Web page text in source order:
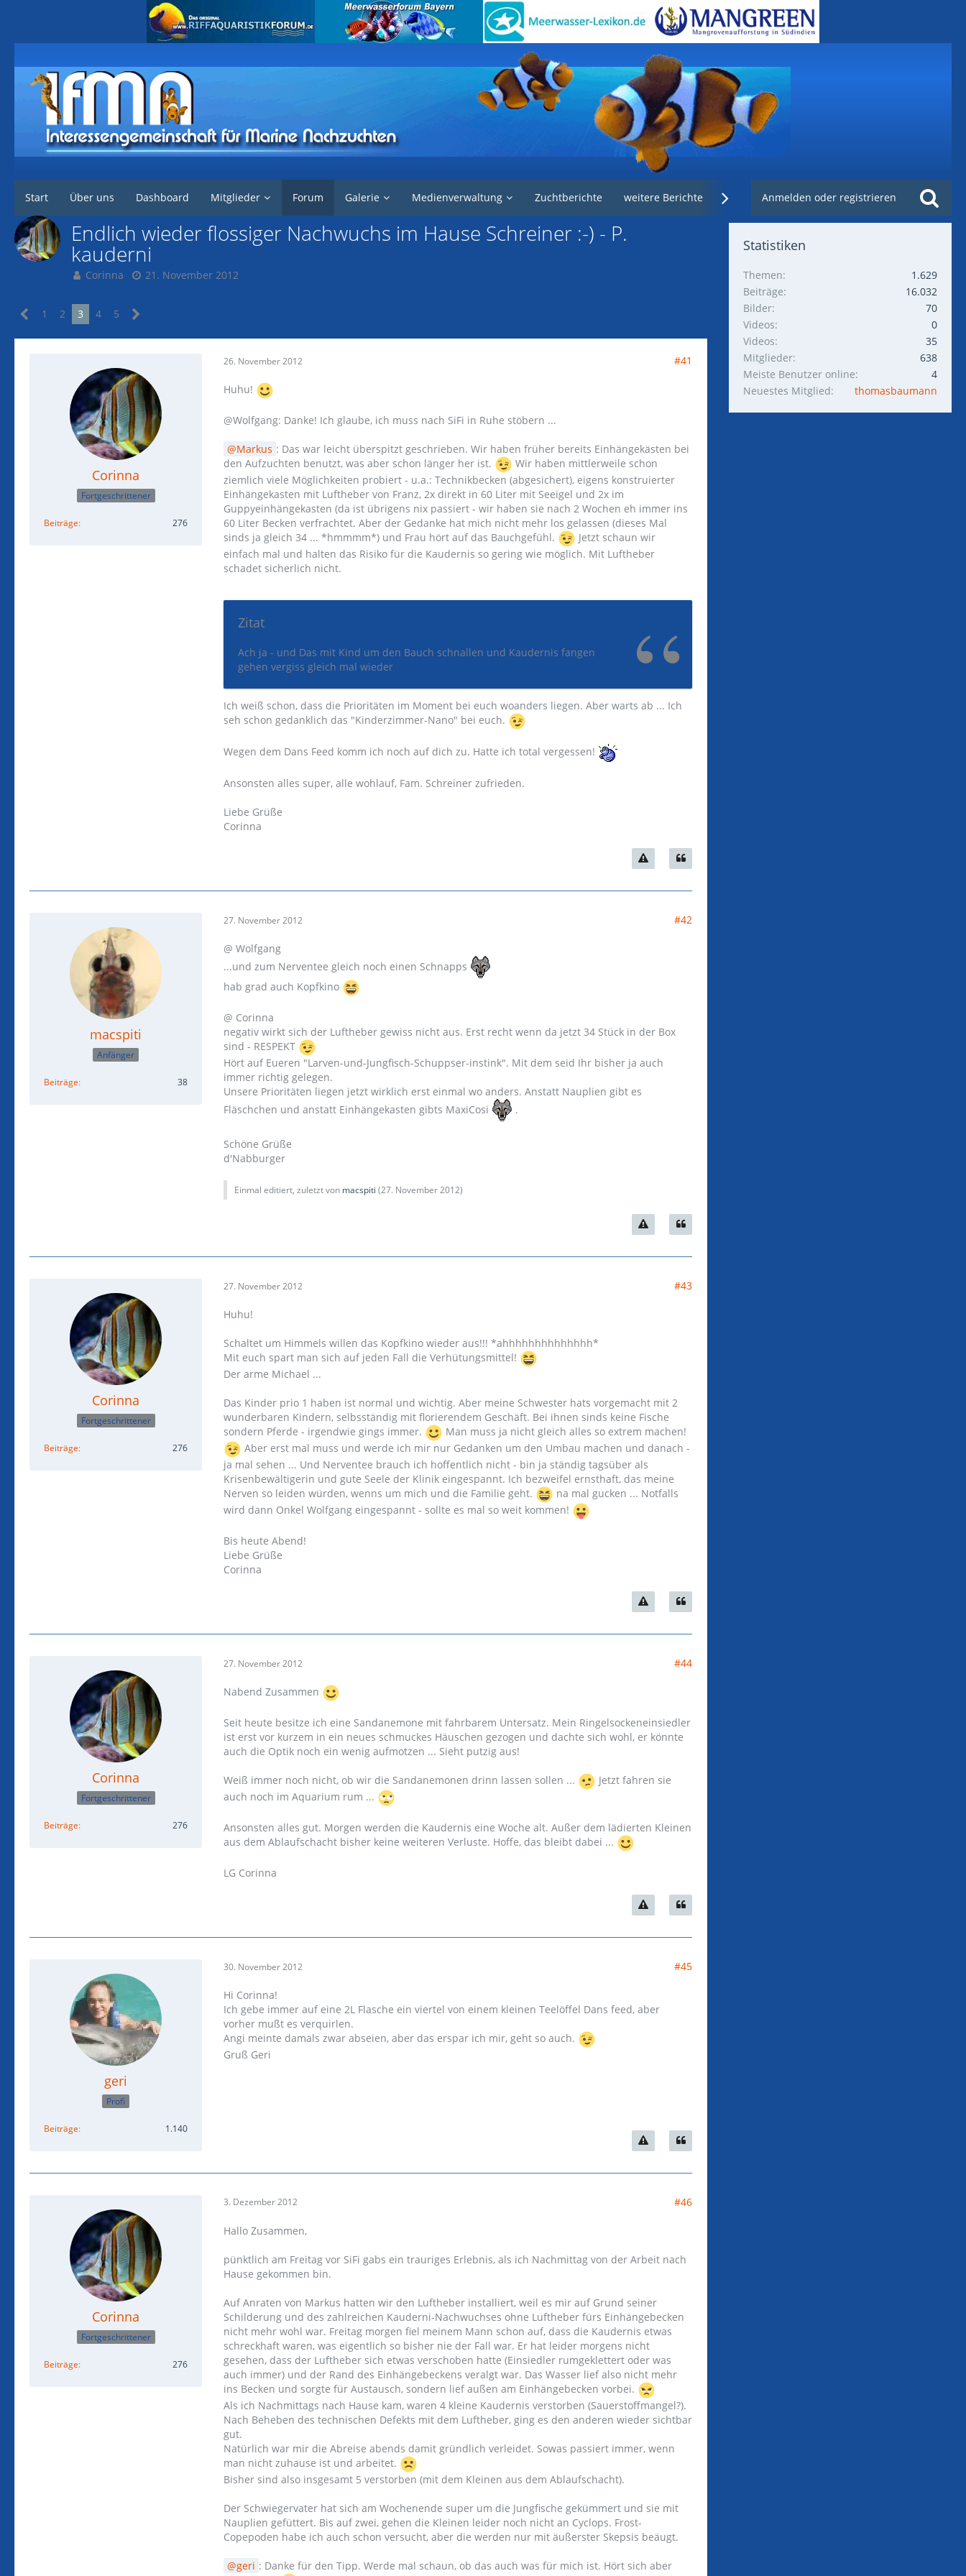
Start Über uns Dashboard Mitglieder Forum Galerie Medienverwaltung Zuchtberichte weitere Berichte Weblinks Nachzuchtenregister.de
Anmelden oder registrieren
Endlich wieder flossiger Nachwuchs im Hause Schreiner :-) - P.
kauderni
Corinna 21. November 2012
1 2 3 4 5
Corinna
Fortgeschrittener
Beiträge 276
26. November 2012 #41
Huhu!
@Wolfgang: Danke! Ich glaube, ich muss nach SiFi in Ruhe stöbern ...
Markus : Das war leicht überspitzt geschrieben. Wir haben früher bereits Einhängekästen bei
den Aufzuchten benutzt, was aber schon länger her ist.
Wir haben mittlerweile schon
ziemlich viele Möglichkeiten probiert - u.a.: Technikbecken (abgesichert), eigens konstruierter
Einhängekasten mit Luftheber von Franz, 2x direkt in 60 Liter mit Seeigel und 2x im
Guppyeinhängekasten (da ist übrigens nix passiert - wir haben sie nach 2 Wochen eh immer ins
60 Liter Becken verfrachtet. Aber der Gedanke hat mich nicht mehr los gelassen (dieses Mal
sinds ja gleich 34 ... *hmmmm*) und Frau hört auf das Bauchgefühl.
Jetzt schaun wir
einfach mal und halten das Risiko für die Kaudernis so gering wie möglich. Mit Luftheber
schadet sicherlich nicht.
Zitat
Ach ja - und Das mit Kind um den Bauch schnallen und Kaudernis fangen
gehen vergiss gleich mal wieder
Ich weiß schon, dass die Prioritäten im Moment bei euch woanders liegen. Aber warts ab ... Ich
seh schon gedanklich das "Kinderzimmer-Nano" bei euch.
Wegen dem Dans Feed komm ich noch auf dich zu. Hatte ich total vergessen!
Ansonsten alles super, alle wohlauf, Fam. Schreiner zufrieden.
Liebe Grüße
Corinna
macspiti
Anfänger
Beiträge 38
27. November 2012 #42
@ Wolfgang
...und zum Nerventee gleich noch einen Schnapps
hab grad auch Kopfkino
@ Corinna
negativ wirkt sich der Luftheber gewiss nicht aus. Erst recht wenn da jetzt 34 Stück in der Box
sind - RESPEKT
Hört auf Eueren "Larven-und-Jungfisch-Schuppser-instink". Mit dem seid Ihr bisher ja auch
immer richtig gelegen.
Unsere Prioritäten liegen jetzt wirklich erst einmal wo anders. Anstatt Nauplien gibt es
Fläschchen und anstatt Einhängekasten gibts MaxiCosi
.
Schöne Grüße
d'Nabburger
Einmal editiert, zuletzt von macspiti (27. November 2012)
Corinna
Fortgeschrittener
Beiträge 276
27. November 2012 #43
Huhu!
Schaltet um Himmels willen das Kopfkino wieder aus!!! *ahhhhhhhhhhhhhh*
Mit euch spart man sich auf jeden Fall die Verhütungsmittel!
Der arme Michael ...
Das Kinder prio 1 haben ist normal und wichtig. Aber meine Schwester hats vorgemacht mit 2
wunderbaren Kindern, selbsständig mit florierendem Geschäft. Bei ihnen sinds keine Fische
sondern Pferde - irgendwie gings immer.
Man muss ja nicht gleich alles so extrem machen!
Aber erst mal muss und werde ich mir nur Gedanken um den Umbau machen und danach -
ja mal sehen ... Und Nerventee brauch ich hoffentlich nicht - bin ja ständig tagsüber als
Krisenbewältigerin und gute Seele der Klinik eingespannt. Ich bezweifel ernsthaft, das meine
Nerven so leiden würden, wenns um mich und die Familie geht.
na mal gucken ... Notfalls
wird dann Onkel Wolfgang eingespannt - sollte es mal so weit kommen!
Bis heute Abend!
Liebe Grüße
Corinna
Corinna
Fortgeschrittener
Beiträge 276
27. November 2012 #44
Nabend Zusammen
Seit heute besitze ich eine Sandanemone mit fahrbarem Untersatz. Mein Ringelsockeneinsiedler
ist erst vor kurzem in ein neues schmuckes Häuschen gezogen und dachte sich wohl, er könnte
auch die Optik noch ein wenig aufmotzen ... Sieht putzig aus!
Weiß immer noch nicht, ob wir die Sandanemonen drinn lassen sollen ...
Jetzt fahren sie
auch noch im Aquarium rum ...
Ansonsten alles gut. Morgen werden die Kaudernis eine Woche alt. Außer dem lädierten Kleinen
aus dem Ablaufschacht bisher keine weiteren Verluste. Hoffe, das bleibt dabei ...
LG Corinna
geri
Profi
Beiträge 1.140
30. November 2012 #45
Hi Corinna!
Ich gebe immer auf eine 2L Flasche ein viertel von einem kleinen Teelöffel Dans feed, aber
vorher mußt es verquirlen.
Angi meinte damals zwar abseien, aber das erspar ich mir, geht so auch.
Gruß Geri
Corinna
Fortgeschrittener
Beiträge 276
3. Dezember 2012 #46
Hallo Zusammen,
pünktlich am Freitag vor SiFi gabs ein trauriges Erlebnis, als ich Nachmittag von der Arbeit nach
Hause gekommen bin.
Auf Anraten von Markus hatten wir den Luftheber installiert, weil es mir auf Grund seiner
Schilderung und des zahlreichen Kauderni-Nachwuchses ohne Luftheber fürs Einhängebecken
nicht mehr wohl war. Freitag morgen fiel meinem Mann schon auf, dass die Kaudernis etwas
schreckhaft waren, was eigentlich so bisher nie der Fall war. Er hat leider morgens nicht
gesehen, dass der Luftheber sich etwas verschoben hatte (Einsiedler rumgeklettert oder was
auch immer) und der Rand des Einhängebeckens veralgt war. Das Wasser lief also nicht mehr
ins Becken und sorgte für Austausch, sondern lief außen am Einhängebecken vorbei.
Als ich Nachmittags nach Hause kam, waren 4 kleine Kaudernis verstorben (Sauerstoffmangel?).
Nach Beheben des technischen Defekts mit dem Luftheber, ging es den anderen wieder sichtbar
gut.
Natürlich war mir die Abreise abends damit gründlich verleidet. Sowas passiert immer, wenn
man nicht zuhause ist und arbeitet.
Bisher sind also insgesamt 5 verstorben (mit dem Kleinen aus dem Ablaufschacht).
Der Schwiegervater hat sich am Wochenende super um die Jungfische gekümmert und sie mit
Nauplien gefüttert. Bis auf zwei, gehen die Kleinen leider noch nicht an Cyclops. Frost-
Copepoden habe ich auch schon versucht, aber die werden nur mit äußerster Skepsis beäugt.
geri : Danke für den Tipp. Werde mal schaun, ob das auch was für mich ist. Hört sich aber
Statistiken
Themen
1.629
Beiträge
16.032
Bilder
70
Videos
0
Videos
35
Mitglieder
638
Meiste Benutzer online
4
Neuestes Mitglied
thomasbaumann